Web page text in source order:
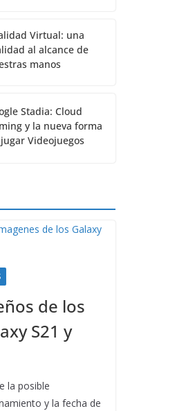
Virtual: una
al alcance de
manos
Stadia: Cloud
y la nueva forma
Videojuegos
de los
S21 y
la posible
y la fecha de